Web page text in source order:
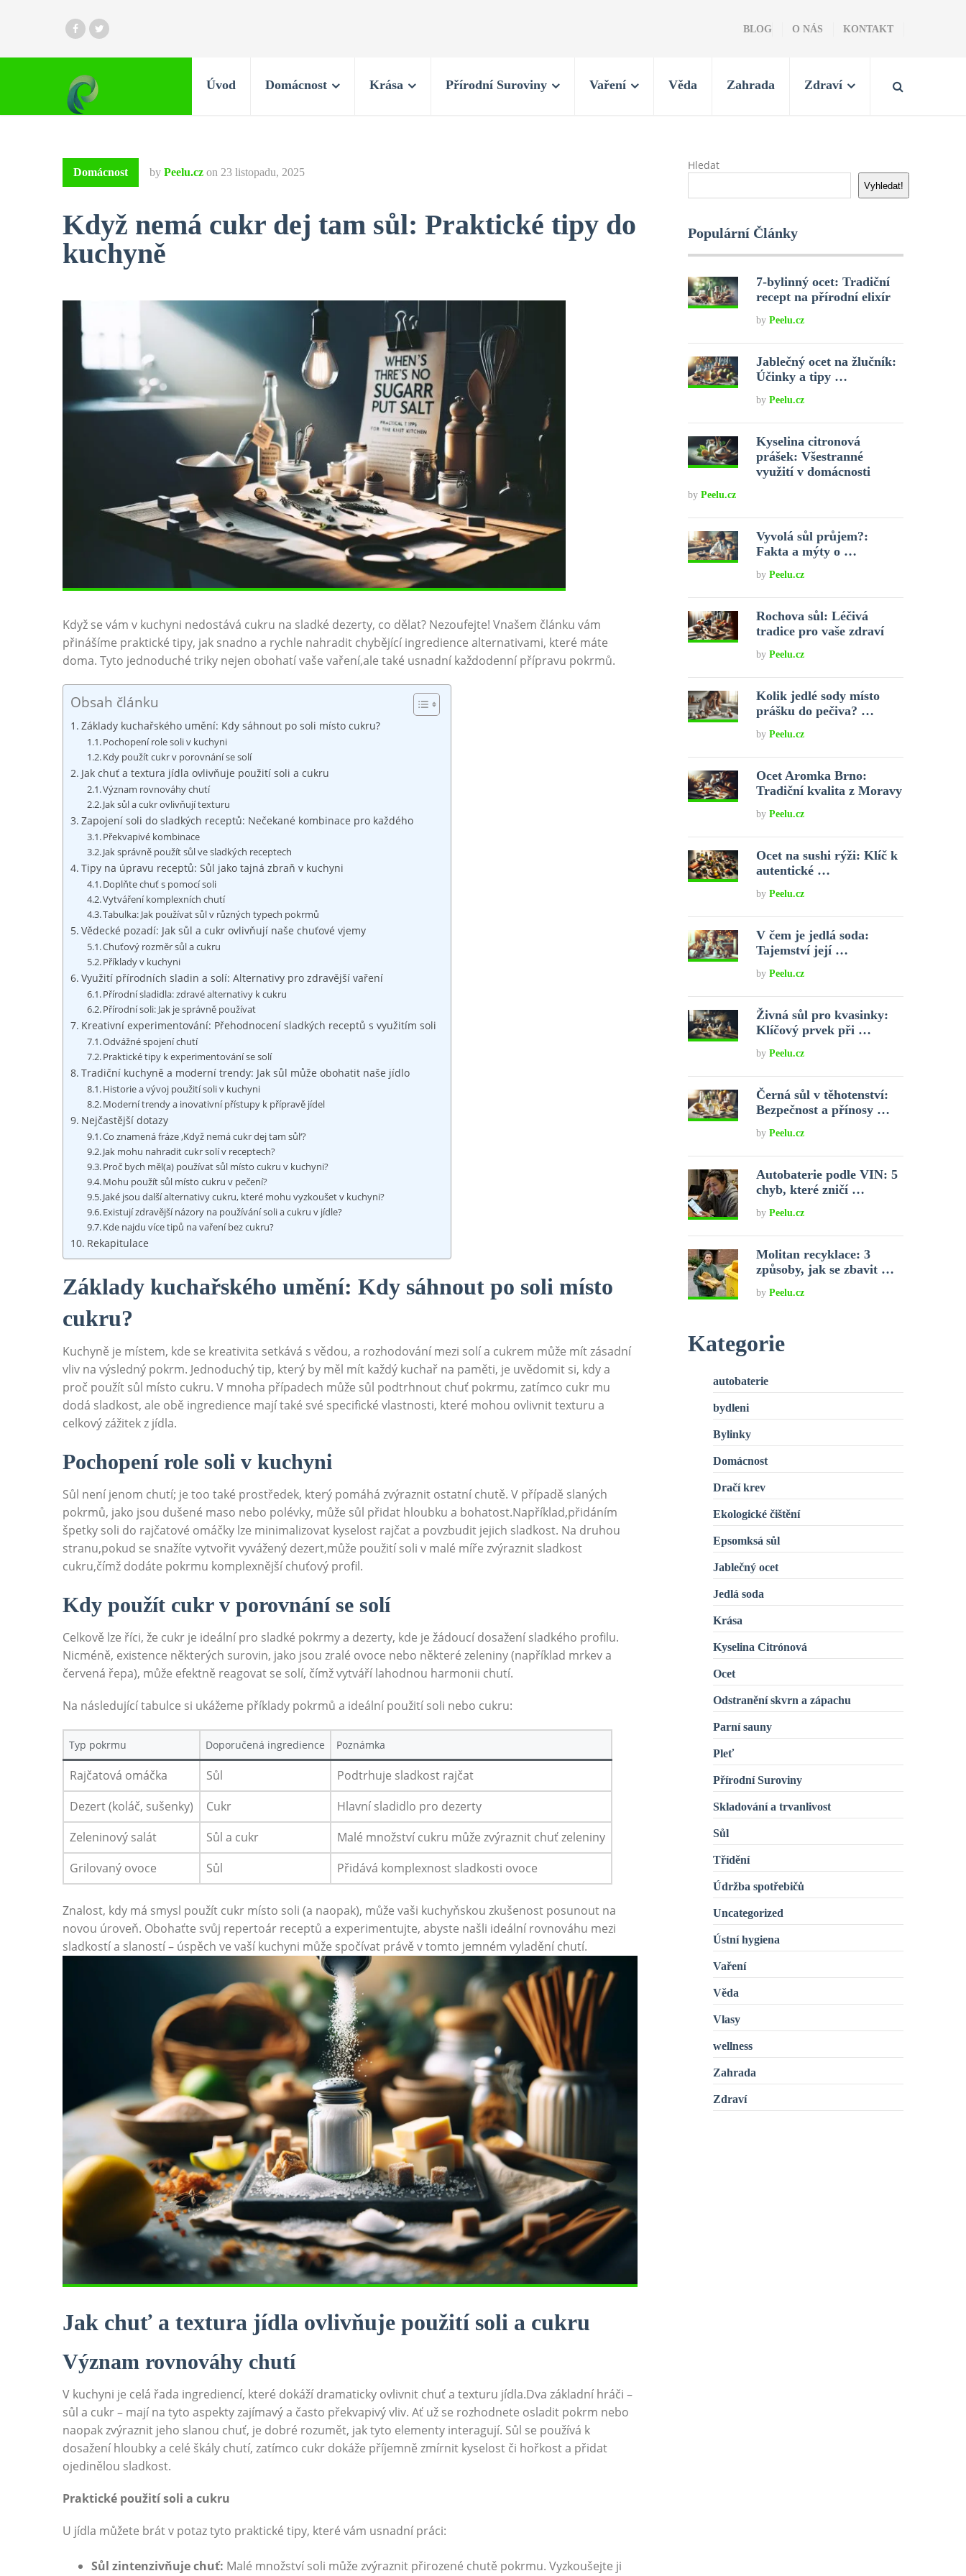
BLOG O NÁS KONTAKT
Úvod Domácnost Krása Přírodní Suroviny Vaření Věda Zahrada Zdraví
Domácnost by Peelu.cz on 23 listopadu, 2025
Když nemá cukr dej tam sůl: Praktické tipy do
kuchyně
Když se vám v kuchyni nedostává cukru na sladké dezerty, co dělat? Nezoufejte! Vnašem článku vám
přinášíme praktické tipy, jak snadno a rychle nahradit chybějící ingredience alternativami, které máte
doma. Tyto jednoduché triky nejen obohatí vaše vaření,ale také usnadní každodenní přípravu pokrmů.
Obsah článku
Základy kuchařského umění: Kdy sáhnout po soli místo cukru?
Pochopení role soli v kuchyni
Kdy použít cukr v porovnání se solí
Jak chuť a textura jídla ovlivňuje použití soli a cukru
Význam rovnováhy chutí
Jak sůl a cukr ovlivňují texturu
Zapojení soli do sladkých receptů: Nečekané kombinace pro každého
Překvapivé kombinace
Jak správně použít sůl ve sladkých receptech
Tipy na úpravu receptů: Sůl jako tajná zbraň v kuchyni
Doplňte chuť s pomocí soli
Vytváření komplexních chutí
Tabulka: Jak používat sůl v různých typech pokrmů
Vědecké pozadí: Jak sůl a cukr ovlivňují naše chuťové vjemy
Chuťový rozměr sůl a cukru
Příklady v kuchyni
Využití přírodních sladin a solí: Alternativy pro zdravější vaření
Přírodní sladidla: zdravé alternativy k cukru
Přírodní soli: Jak je správně používat
Kreativní experimentování: Přehodnocení sladkých receptů s využitím soli
Odvážné spojení chutí
Praktické tipy k experimentování se solí
Tradiční kuchyně a moderní trendy: Jak sůl může obohatit naše jídlo
Historie a vývoj použití soli v kuchyni
Moderní trendy a inovativní přístupy k přípravě jídel
Nejčastější dotazy
Co znamená fráze ‚Když nemá cukr dej tam sůl‘?
Jak mohu nahradit cukr solí v receptech?
Proč bych měl(a) používat sůl místo cukru v kuchyni?
Mohu použít sůl místo cukru v pečení?
Jaké jsou další alternativy cukru, které mohu vyzkoušet v kuchyni?
Existují zdravější názory na používání soli a cukru v jídle?
Kde najdu více tipů na vaření bez cukru?
Rekapitulace
Základy kuchařského umění: Kdy sáhnout po soli místo
cukru?
Kuchyně je místem, kde se kreativita setkává s vědou, a rozhodování mezi solí a cukrem může mít zásadní
vliv na výsledný pokrm. Jednoduchý tip, který by měl mít každý kuchař na paměti, je uvědomit si, kdy a
proč použít sůl místo cukru. V mnoha případech může sůl podtrhnout chuť pokrmu, zatímco cukr mu
dodá sladkost, ale obě ingredience mají také své specifické vlastnosti, které mohou ovlivnit texturu a
celkový zážitek z jídla.
Pochopení role soli v kuchyni
Sůl není jenom chutí; je too také prostředek, který pomáhá zvýraznit ostatní chutě. V případě slaných
pokrmů, jako jsou dušené maso nebo polévky, může sůl přidat hloubku a bohatost.Například,přidáním
špetky soli do rajčatové omáčky lze minimalizovat kyselost rajčat a povzbudit jejich sladkost. Na druhou
stranu,pokud se snažíte vytvořit vyvážený dezert,může použití soli v malé míře zvýraznit sladkost
cukru,čímž dodáte pokrmu komplexnější chuťový profil.
Kdy použít cukr v porovnání se solí
Celkově lze říci, že cukr je ideální pro sladké pokrmy a dezerty, kde je žádoucí dosažení sladkého profilu.
Nicméně, existence některých surovin, jako jsou zralé ovoce nebo některé zeleniny (například mrkev a
červená řepa), může efektně reagovat se solí, čímž vytváří lahodnou harmonii chutí.
Na následující tabulce si ukážeme příklady pokrmů a ideální použití soli nebo cukru:
Typ pokrmu Doporučená ingredience Poznámka
Rajčatová omáčka Sůl
Podtrhuje sladkost rajčat
Dezert (koláč, sušenky)
Cukr
Hlavní sladidlo pro dezerty
Zeleninový salát
Sůl a cukr
Malé množství cukru může zvýraznit chuť zeleniny
Grilovaný ovoce
Sůl Přidává komplexnost sladkosti ovoce
Znalost, kdy má smysl použít cukr místo soli (a naopak), může vaši kuchyňskou zkušenost posunout na
novou úroveň. Obohaťte svůj repertoár receptů a experimentujte, abyste našli ideální rovnováhu mezi
sladkostí a slaností – úspěch ve vaší kuchyni může spočívat právě v tomto jemném vyladění chutí.
Jak chuť a textura jídla ovlivňuje použití soli a cukru
Význam rovnováhy chutí
V kuchyni je celá řada ingrediencí, které dokáží dramaticky ovlivnit chuť a texturu jídla.Dva základní hráči –
sůl a cukr – mají na tyto aspekty zajímavý a často překvapivý vliv. Ať už se rozhodnete osladit pokrm nebo
naopak zvýraznit jeho slanou chuť, je dobré rozumět, jak tyto elementy interagují. Sůl se používá k
dosažení hloubky a celé škály chutí, zatímco cukr dokáže příjemně zmírnit kyselost či hořkost a přidat
ojedinělou sladkost.
Praktické použití soli a cukru
U jídla můžete brát v potaz tyto praktické tipy, které vám usnadní práci:
Sůl zintenzivňuje chuť: Malé množství soli může zvýraznit přirozené chutě pokrmu. Vyzkoušejte ji
Hledat
Vyhledat!
Populární Články
7-bylinný ocet: Tradiční
recept na přírodní elixír
byPeelu.cz
Jablečný ocet na žlučník:
Účinky a tipy …
byPeelu.cz
Kyselina citronová
prášek: Všestranné
využití v domácnosti
by Peelu.cz
Vyvolá sůl průjem?:
Fakta a mýty o …
byPeelu.cz
Rochova sůl: Léčivá
tradice pro vaše zdraví
byPeelu.cz
Kolik jedlé sody místo
prášku do pečiva? …
byPeelu.cz
Ocet Aromka Brno:
Tradiční kvalita z Moravy
byPeelu.cz
Ocet na sushi rýži: Klíč k
autentické …
byPeelu.cz
V čem je jedlá soda:
Tajemství její …
byPeelu.cz
Živná sůl pro kvasinky:
Klíčový prvek při …
byPeelu.cz
Černá sůl v těhotenství:
Bezpečnost a přínosy …
byPeelu.cz
Autobaterie podle VIN: 5
chyb, které zničí …
byPeelu.cz
Molitan recyklace: 3
způsoby, jak se zbavit …
byPeelu.cz
Kategorie
autobaterie
bydleni
Bylinky
Domácnost
Dračí krev
Ekologické čištění
Epsomksá sůl
Jablečný ocet
Jedlá soda
Krása
Kyselina Citrónová
Ocet
Odstranění skvrn a zápachu
Parní sauny
Pleť
Přírodní Suroviny
Skladování a trvanlivost
Sůl
Třídění
Údržba spotřebičů
Uncategorized
Ústní hygiena
Vaření
Věda
Vlasy
wellness
Zahrada
Zdraví